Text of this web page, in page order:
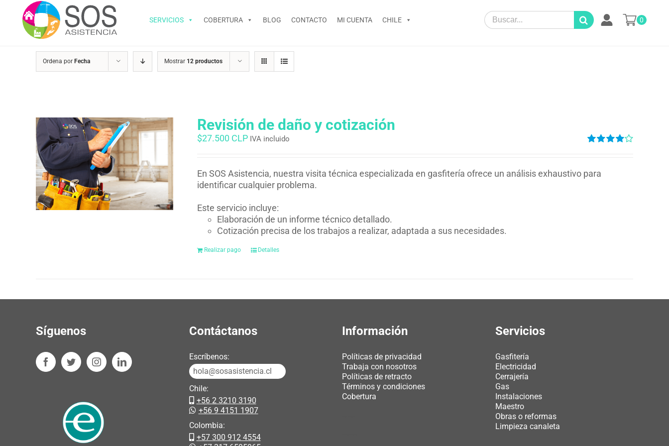
contenido
SERVICIOS COBERTURA BLOG CONTACTO MI CUENTA CHILE
Search
for:
0
Ordena por Fecha Mostrar 12 productos
Revisión de daño y cotización
$27.500 CLP IVA incluido
En SOS Asistencia, nuestra visita técnica especializada en gasfitería ofrece un análisis exhaustivo para
identificar cualquier problema.
Este servicio incluye:
Elaboración de un informe técnico detallado.
Cotización precisa de los trabajos a realizar, adaptada a sus necesidades.
Realizar pago Detalles
Síguenos Contáctanos
Escríbenos:
hola@sosasistencia.cl
Chile:
+56 2 3210 3190
+56 9 4151 1907
Colombia:
+57 300 912 4554
Información
Políticas de privacidad
Trabaja con nosotros
Políticas de retracto
Términos y condiciones
Cobertura
Servicios
Gasfitería
Electricidad
Cerrajería
Gas
Instalaciones
Maestro
Obras o reformas
Limpieza canaleta